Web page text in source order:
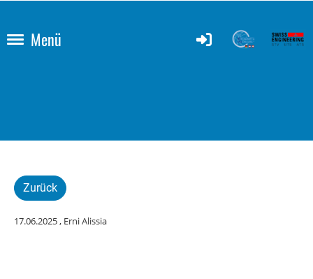
Menü
Zurück
17.06.2025, Erni Alissia